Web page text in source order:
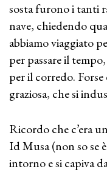
sosta furono i tanti
nave, chiedendo
abbiamo viaggiato
per passare il
per il corredo.
graziosa, che si
Ricordo che c’era
Id Musa (non so se
intorno e si capiva